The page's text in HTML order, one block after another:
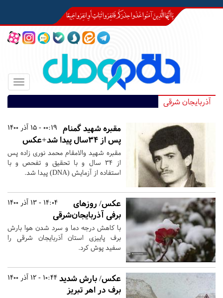
Toggle
آذربایجان شرقی
00:19 - 15 آذر 1400
مقبره شهید گمنام
پس از ۳۴سال پیدا شد+عکس
مقبره شهید والامقام محمد نوری زاده پس
از ۳۴ سال و با تحقیق و تفحص و با
استفاده از آزمایش (DNA) پیدا شد.
14:04 - 13 آذر 1400
عکس/ روزهای
برفی آذربایجان‌شرقی
با کاهش درجه دما و سرد شدن هوا بارش
برف پاییزی استان آذربایجان شرقی را
سفید پوش کرد.
10:44 - 12 آذر 1400 عکس/ بارش شدید
برف در اهر تبریز